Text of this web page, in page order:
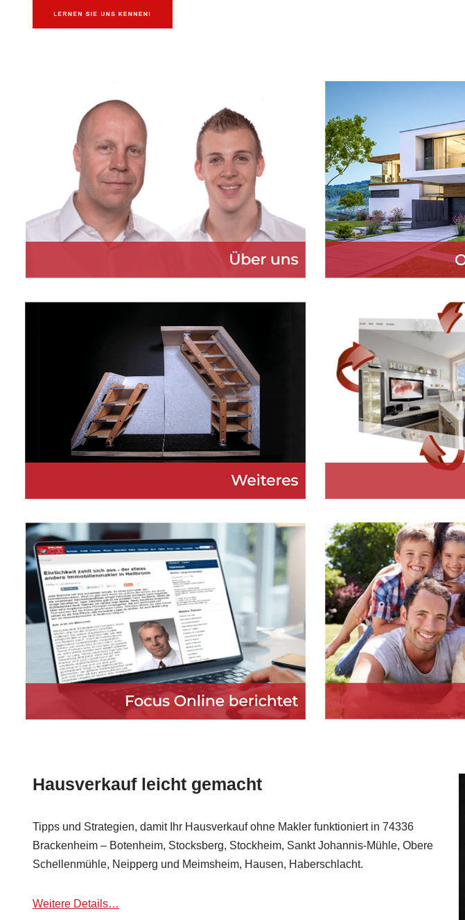
Hausverkauf leicht gemacht
Tipps und Strategien, damit Ihr Hausverkauf ohne Makler funktioniert in 74336
Brackenheim – Botenheim, Stocksberg, Stockheim, Sankt Johannis-Mühle, Obere
Schellenmühle, Neipperg und Meimsheim, Hausen, Haberschlacht.
Weitere Details…